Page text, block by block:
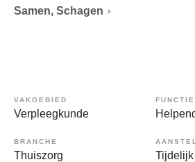
Samen, Schagen
VAKGEBIED
Verpleegkunde
FUNCTIE
BRANCHE
Thuiszorg Tijdelijk